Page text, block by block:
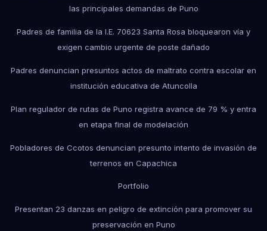
las principales demandas de Puno
Padres de familia de la I.E. 70623 Santa Rosa bloquearon vía y
exigen cambio urgente de poste dañado
Padres denuncian presuntos actos de maltrato contra escolar en
institución educativa de Atuncolla
Plan regulador de rutas de Puno registra avance de 79 % y entra
en etapa final de modelación
Pobladores de Ccotos denuncian presunto intento de invasión de
terrenos en Capachica
Portfolio
Presentan 23 danzas en peligro de extinción para promover su
preservación en Puno